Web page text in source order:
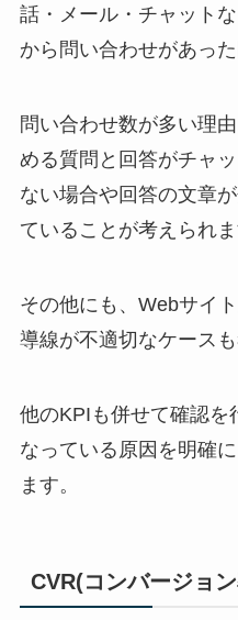
話・メール・チャット
から問い合わせがあっ
問い合わせ数が多い理
める質問と回答がチャ
ない場合や回答の文章
ていることが考えられま
その他にも、 Webサイ
導線が不適切なケースも
他のKPI も併せて確認を
なっている原因を明確
ます。
CVR(コンバージョ